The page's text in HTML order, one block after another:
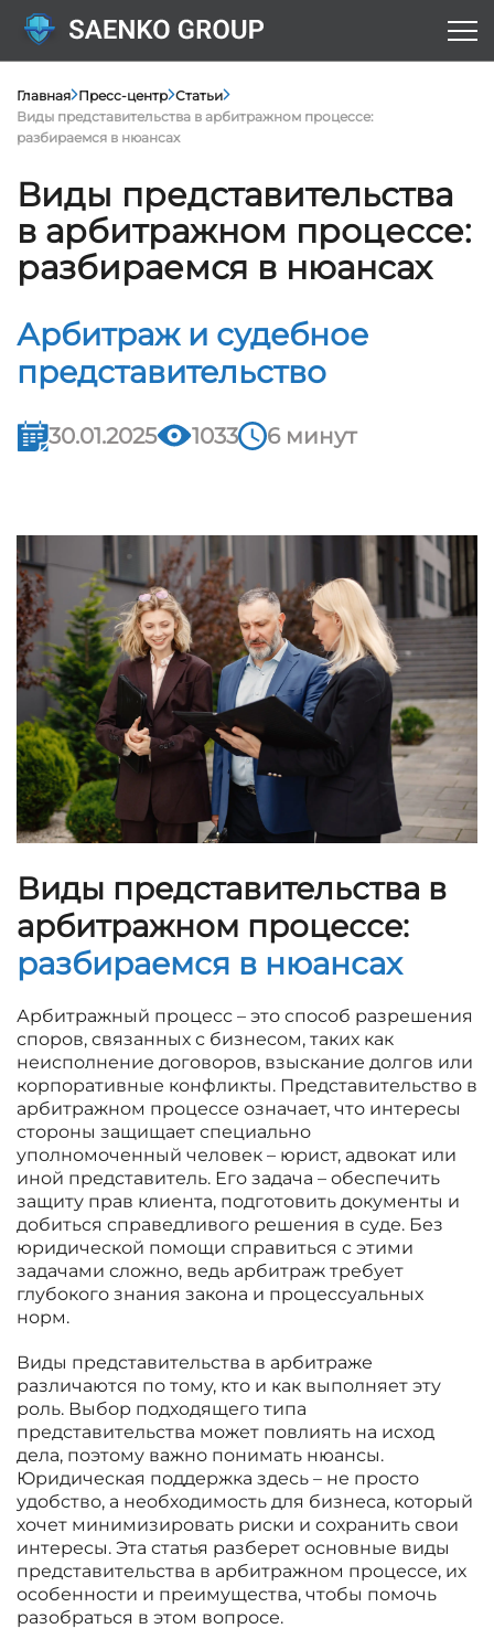
Главная Пресс-центр Статьи
Виды представительства в арбитражном процессе:
разбираемся в нюансах
Виды представительства
в арбитражном процессе:
разбираемся в нюансах
Арбитраж и судебное
представительство
30.01.2025 1033 6 минут
Виды представительства в
арбитражном процессе:
разбираемся в нюансах
Арбитражный процесс – это способ разрешения
споров, связанных с бизнесом, таких как
неисполнение договоров, взыскание долгов или
корпоративные конфликты. Представительство в
арбитражном процессе означает, что интересы
стороны защищает специально
уполномоченный человек – юрист, адвокат или
иной представитель. Его задача – обеспечить
защиту прав клиента, подготовить документы и
добиться справедливого решения в суде. Без
юридической помощи справиться с этими
задачами сложно, ведь арбитраж требует
глубокого знания закона и процессуальных
норм.
Виды представительства в арбитраже
различаются по тому, кто и как выполняет эту
роль. Выбор подходящего типа
представительства может повлиять на исход
дела, поэтому важно понимать нюансы.
Юридическая поддержка здесь – не просто
удобство, а необходимость для бизнеса, который
хочет минимизировать риски и сохранить свои
интересы. Эта статья разберет основные виды
представительства в арбитражном процессе, их
особенности и преимущества, чтобы помочь
разобраться в этом вопросе.